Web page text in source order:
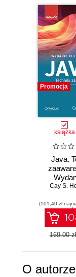
Promocja
książka
Java.
Cay S.
(101,40 zł
169.00 zł
O